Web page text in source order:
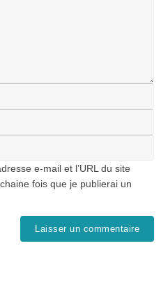
e-mail et l’URL du site
fois que je publierai un